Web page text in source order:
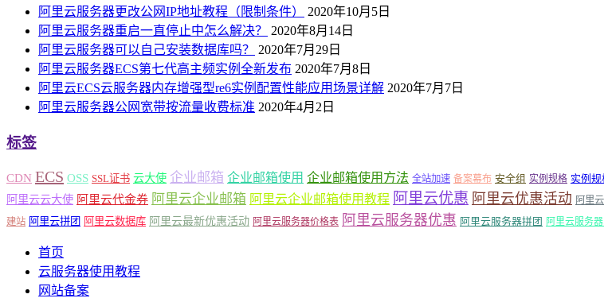
阿里云服务器更改公网IP地址教程（限制条件）
2020年10月5日
阿里云服务器重启一直停止中怎么解决？
2020年8月14日
阿里云服务器可以自己安装数据库吗？
2020年7月29日
阿里云服务器ECS第七代高主频实例全新发布 2020年7月8日
阿里云ECS云服务器内存增强型re6实例配置性能应用场景详解 2020年7月7日
阿里云服务器公网宽带按流量收费标准 2020年4月2日
标签
CDN ECS OSS SSL证书 云大使 企业邮箱 企业邮箱使用 企业邮箱使用方法 全站加速 备案幕布 安全组 实例规格 实例
阿里云云大使 阿里云代金券 阿里云企业邮箱 阿里云企业邮箱使用教程 阿里云优惠 阿里云优惠活动 阿里
建站 阿里云拼团 阿里云数据库 阿里云最新优惠活动 阿里云服务器价格表 阿里云服务器优惠 阿里云服务器拼团 阿里云服务
首页
云服务器使用教程
网站备案